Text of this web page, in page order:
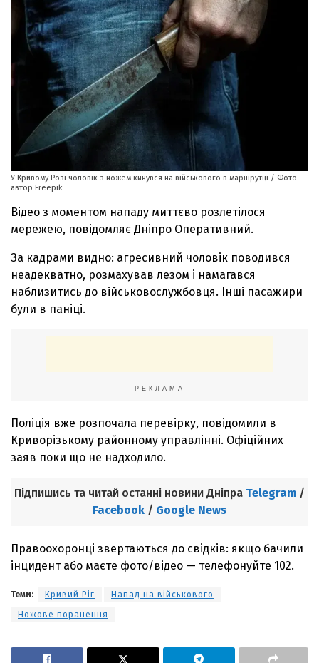
У Кривому Розі чоловік з ножем кинувся на військового в маршрутці / Фото
автор Freepik
Відео з моментом нападу миттєво розлетілося
мережею, повідомляє Дніпро Оперативний.
За кадрами видно: агресивний чоловік поводився
неадекватно, розмахував лезом і намагався
наблизитись до військовослужбовця. Інші пасажири
були в паніці.
РЕКЛАМА
Поліція вже розпочала перевірку, повідомили в
Криворізькому районному управлінні. Офіційних
заяв поки що не надходило.
Підпишись та читай останні новини Дніпра Telegram /
Facebook / Google News
Правоохоронці звертаються до свідків: якщо бачили
інцидент або маєте фото/відео — телефонуйте 102.
Теми: Кривий Ріг
Напад на військового
Ножове поранення